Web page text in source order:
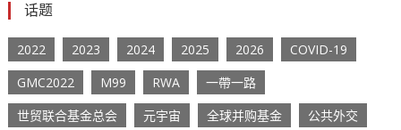
话题
2022 2023 2024 2025 2026
COVID-19
GMC2022
M99 RWA
一帶一路
世贸联合基金总会
元宇宙 全球并购基金
公共外交